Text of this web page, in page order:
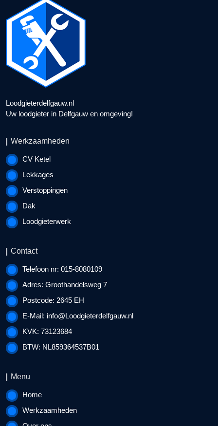
Loodgieterdelfgauw.nl
Uw loodgieter in Delfgauw en omgeving!
Werkzaamheden
CV Ketel
Lekkages
Verstoppingen
Dak
Loodgieterwerk
Contact
Telefoon nr: 015-8080109
Adres: Groothandelsweg 7
Postcode: 2645 EH
E-Mail: info@Loodgieterdelfgauw.nl
KVK: 73123684
BTW: NL859364537B01
Menu
Home
Werkzaamheden